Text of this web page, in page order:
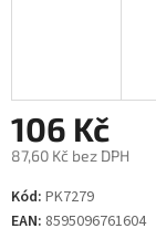
106 Kč
87,60 Kč bez DPH
Měrná
cena:
Kód: PK7279
EAN: 8595096761604